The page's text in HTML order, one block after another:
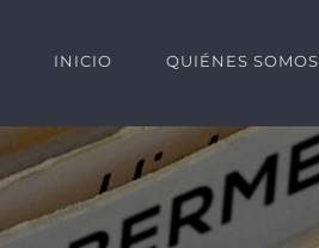
INICIO QUIÉNES SOMOS